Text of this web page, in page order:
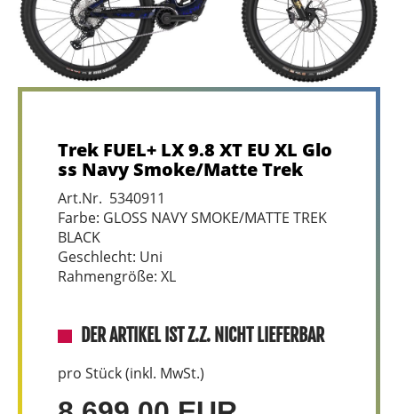
Trek FUEL+ LX 9.8 XT EU XL Glo
ss Navy Smoke/Matte Trek
Art.Nr. 5340911
Farbe: GLOSS NAVY SMOKE/MATTE TREK
BLACK
Geschlecht: Uni
Rahmengröße: XL
DER ARTIKEL IST Z.Z. NICHT LIEFERBAR
pro Stück (inkl. MwSt.)